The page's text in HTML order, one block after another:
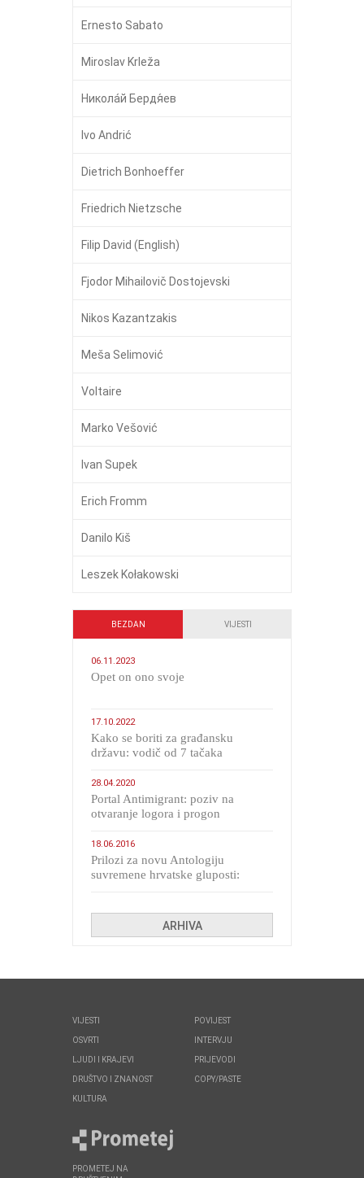
Ernesto Sabato
Miroslav Krleža
Никола́й Бердя́ев
Ivo Andrić
Dietrich Bonhoeffer
Friedrich Nietzsche
Filip David (English)
Fjodor Mihailovič Dostojevski
Nikos Kazantzakis
Meša Selimović
Voltaire
Marko Vešović
Ivan Supek
Erich Fromm
Danilo Kiš
Leszek Kołakowski
BEZDAN VIJESTI
06.11.2023
​Opet on ono svoje
17.10.2022
Kako se boriti za građansku
državu: vodič od 7 tačaka
28.04.2020
Portal Antimigrant: poziv na
otvaranje logora i progon
18.06.2016
Prilozi za novu Antologiju
suvremene hrvatske gluposti:
ARHIVA
VIJESTI
OSVRTI
LJUDI I KRAJEVI
DRUŠTVO I ZNANOST
KULTURA
POVIJEST
INTERVJU
PRIJEVODI
COPY/PASTE
PROMETEJ NA